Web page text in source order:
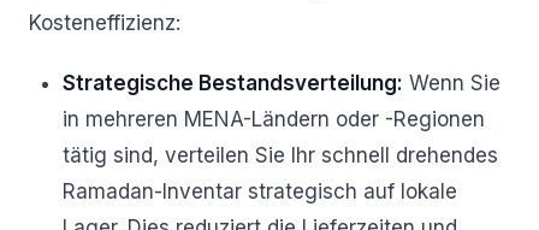
Kosteneffizienz:
Strategische Bestandsverteilung: Wenn Sie
in mehreren MENA-Ländern oder -Regionen
tätig sind, verteilen Sie Ihr schnell drehendes
Ramadan-Inventar strategisch auf lokale